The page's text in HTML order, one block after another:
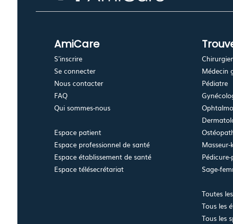
AmiCare
S'inscrire
Se connecter
Nous contacter
FAQ
Qui sommes-nous
Espace patient
Espace professionnel de santé
Espace établissement de santé
Espace télésecrétariat
Médecin
Pédiatre
Sage-
Toutes
Tous les
Tous les